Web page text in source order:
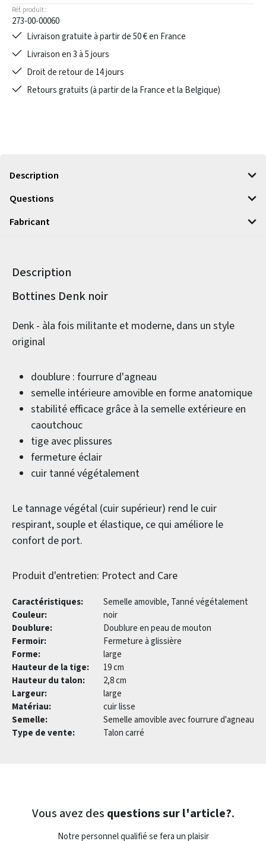
Réf. produit :
273-00-00060
Livraison gratuite à partir de 50 € en France
Livraison en 3 à 5 jours
Droit de retour de 14 jours
Retours gratuits (à partir de la France et la Belgique)
Description
Questions
Fabricant
Description
Informations sur le produit
Bottines Denk noir
Denk - àla fois militante et moderne, dans un style
original
doublure : fourrure d'agneau
semelle intérieure amovible en forme anatomique
stabilité efficace grâce à la semelle extérieure en
caoutchouc
tige avec plissures
fermeture éclair
cuir tanné végétalement
Le tannage végétal (cuir supérieur) rend le cuir
respirant, souple et élastique, ce qui améliore le
confort de port.
Produit d'entretien: Protect and Care
Caractéristiques:
Semelle amovible, Tanné végétalement
Couleur:
noir
Doublure:
Doublure en peau de mouton
Fermoir:
Fermeture à glissière
Forme:
large
Hauteur de la tige:
19 cm
Hauteur du talon:
2,8 cm
Largeur:
large
Matériau:
cuir lisse
Semelle:
Semelle amovible avec fourrure d'agneau
Type de vente:
Talon carré
Vous avez des questions sur l'article?.
Notre personnel qualifié se fera un plaisir